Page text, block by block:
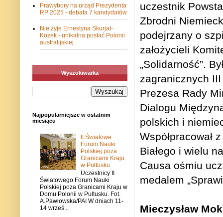
uczestnik
Zbrodni
podejrzany o
założycieli
„Solidarność”.
zagranicznych
Prezesa Rady
Dialogu
polskich i
Współpracował
Białego i wielu
Causa ośmiu
medalem
Mieczysław
Prawybory na urząd Prezydenta
RP 2025 - debata 7 kandydatów
Nie żyje Ernestyna Skurjat-
Kozek - unikalna postać Polonii
australijskiej
Wyszukiwarka
Najpopularniejsze w ostatnim
miesiącu
II Światowe
Forum Nauki
Polskiej poza
Granicami Kraju
w Pułtusku
Uczestnicy II
Światowego Forum Nauki
Polskiej poza Granicami Kraju w
Domu Polonii w Pułtusku. Fot.
A.Pawłowska/PAI W dniach 11-
14 wrześ...